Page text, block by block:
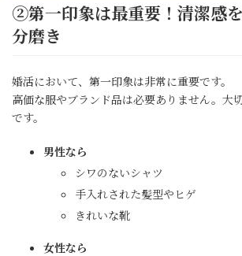
②第一印象は最重要！清潔感
分磨き
婚活において、第一印象は非常に重要です。
高価な服やブランド品は必要ありません。大
です。
男性なら
シワのないシャツ
手入れされた髪型やヒゲ
きれいな靴
女性なら